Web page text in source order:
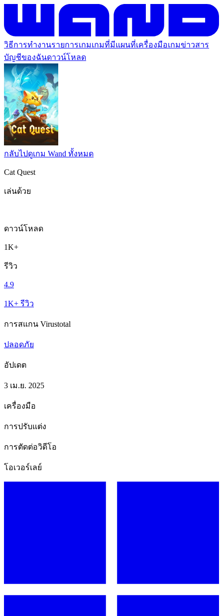
วิธีการทำงานรายการเกมเกมที่มีแผนที่เครื่องมือเกมข่าวสาร
บัญชีของฉันดาวน์โหลด
กลับไปดูเกม Wand ทั้งหมด
Cat Quest
เล่นด้วย
ดาวน์โหลด
1K+
รีวิว
4.9
1K+ รีวิว
การสแกน Virustotal
ปลอดภัย
อัปเดต
3 เม.ย. 2025
เครื่องมือ
การปรับแต่ง
การตัดต่อวิดีโอ
โอเวอร์เลย์